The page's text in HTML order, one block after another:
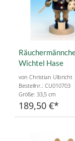
Wichtel Hase
von Christian Ulbricht
Bestellnr.: CU010703
Größe: 33,5 cm
189,50 €